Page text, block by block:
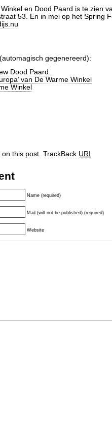
en Dood Paard is te zien
53. En in mei op het Spring
(automagisch gegenereerd):
Dood Paard
van De Warme Winkel
Winkel
this post. TrackBack URI
Name (required)
Mail (will not be published) (required)
Website